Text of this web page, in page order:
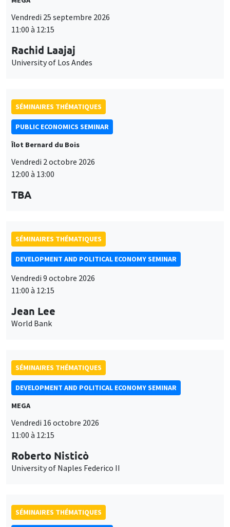
Vendredi 25 septembre 2026
11:00 à 12:15
Rachid Laajaj
University of Los Andes
SÉMINAIRES THÉMATIQUES
PUBLIC ECONOMICS SEMINAR
Îlot Bernard du Bois
Vendredi 2 octobre 2026
12:00 à 13:00
TBA
SÉMINAIRES THÉMATIQUES
DEVELOPMENT AND POLITICAL ECONOMY SEMINAR
Vendredi 9 octobre 2026
11:00 à 12:15
Jean Lee
World Bank
SÉMINAIRES THÉMATIQUES
DEVELOPMENT AND POLITICAL ECONOMY SEMINAR
MEGA
Vendredi 16 octobre 2026
11:00 à 12:15
Roberto Nisticò
University of Naples Federico II
SÉMINAIRES THÉMATIQUES